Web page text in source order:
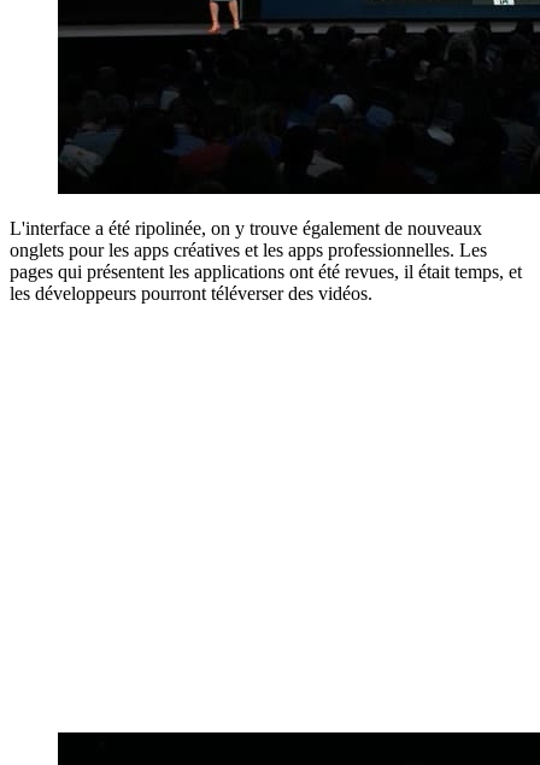
L'interface a été ripolinée, on y trouve également de nouveaux
onglets pour les apps créatives et les apps professionnelles. Les
pages qui présentent les applications ont été revues, il était temps, et
les développeurs pourront téléverser des vidéos.